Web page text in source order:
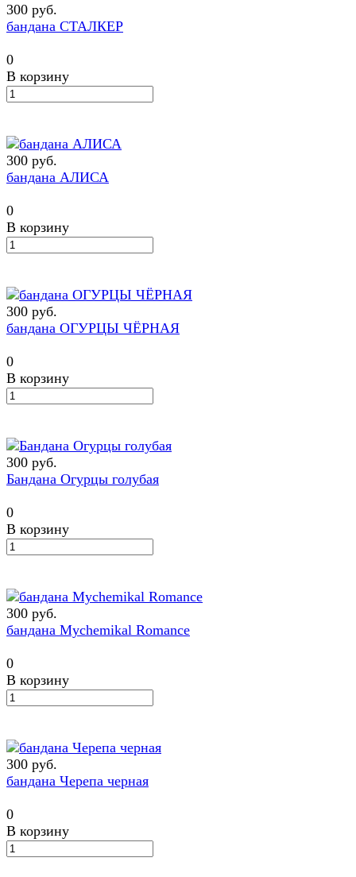
300 руб.
бандана СТАЛКЕР
0
В корзину
300 руб.
бандана АЛИСА
0
В корзину
300 руб.
бандана ОГУРЦЫ ЧЁРНАЯ
0
В корзину
300 руб.
Бандана Огурцы голубая
0
В корзину
300 руб.
бандана Mychemikal Romance
0
В корзину
300 руб.
бандана Черепа черная
0
В корзину